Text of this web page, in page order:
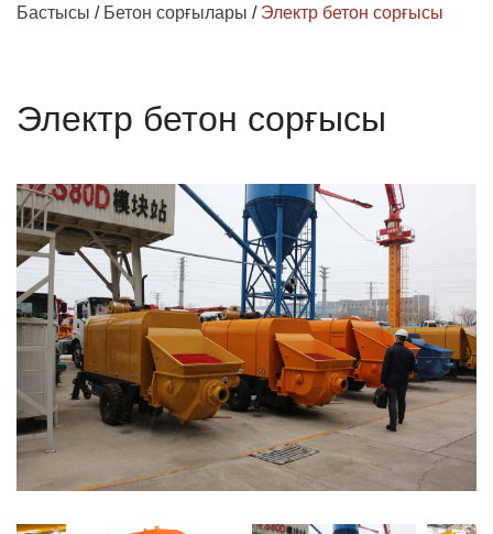
Бастысы / Бетон сорғылары / Электр бетон сорғысы
Электр бетон сорғысы